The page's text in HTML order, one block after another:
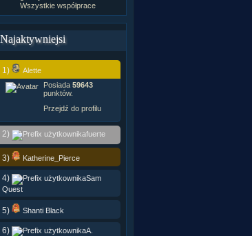
Wszystkie współprace
Najaktywniejsi
1)
Alette
Posiada 59643
punktów.
Przejdź do profilu
2) fuerte
3) Katherine_Pierce
4)
Sam
Quest
5) Shanti Black
6) A.